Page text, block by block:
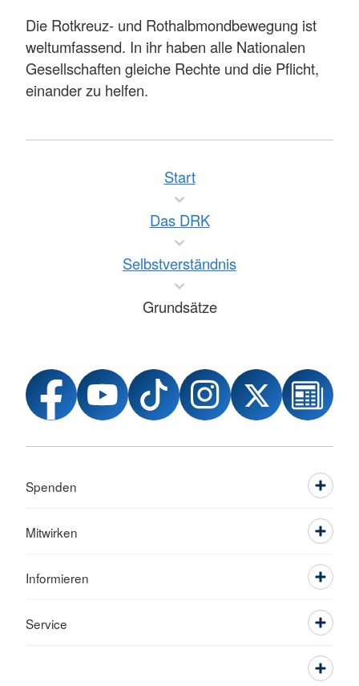
Die Rotkreuz- und Rothalbmondbewegung ist
weltumfassend. In ihr haben alle Nationalen
Gesellschaften gleiche Rechte und die Pflicht,
einander zu helfen.
Start
Das DRK
Selbstverständnis
Grundsätze
Spenden
Mitwirken
Informieren
Service